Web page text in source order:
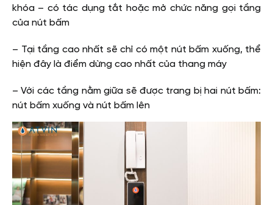
khóa – có tác dụng tắt hoặc mở chức năng gọi tầng
của nút bấm
– Tại tầng cao nhất sẽ chỉ có một nút bấm xuống, thể
hiện đây là điểm dừng cao nhất của thang máy
– Với các tầng nằm giữa sẽ được trang bị hai nút bấm:
nút bấm xuống và nút bấm lên